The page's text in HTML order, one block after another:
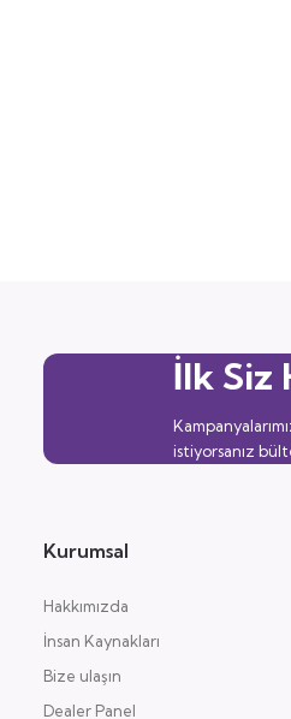
İlk Siz
istiyorsanız
Kurumsal
Hakkımızda
İnsan Kaynakları
Bize ulaşın
Dealer Panel